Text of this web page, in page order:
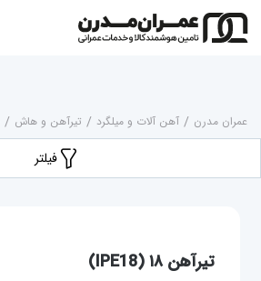
عمران مدرن / آهن آلات و میلگرد / تیرآهن و هاش /
تیرآهن ۱۸ (IPE18)
فیلتر